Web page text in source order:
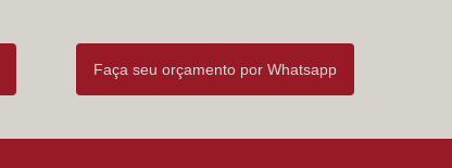
Faça seu orçamento por Whatsapp